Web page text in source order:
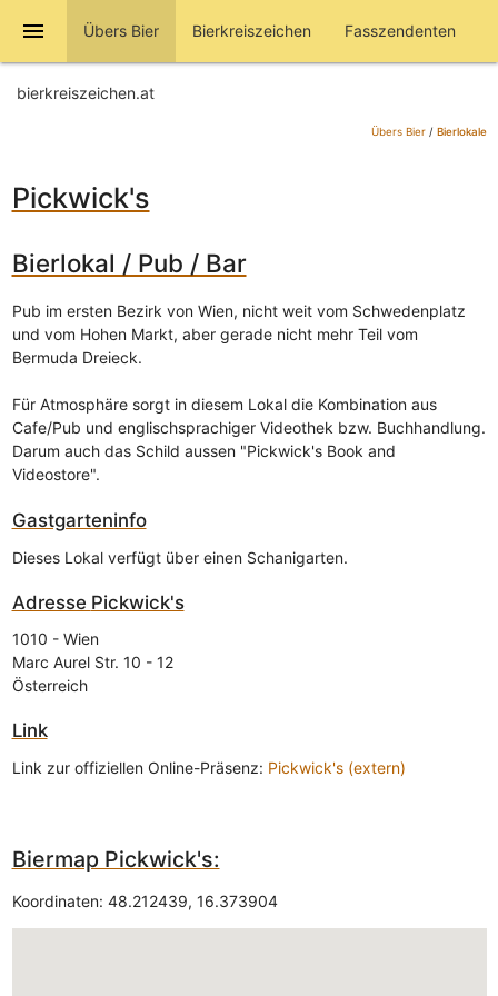
menu Übers Bier Bierkreiszeichen Fasszendenten
bierkreiszeichen.at
Übers Bier/ Bierlokale
Pickwick's
Bierlokal / Pub / Bar
Pub im ersten Bezirk von Wien, nicht weit vom Schwedenplatz
und vom Hohen Markt, aber gerade nicht mehr Teil vom
Bermuda Dreieck.
Für Atmosphäre sorgt in diesem Lokal die Kombination aus
Cafe/Pub und englischsprachiger Videothek bzw. Buchhandlung.
Darum auch das Schild aussen "Pickwick's Book and
Videostore".
Gastgarteninfo
Dieses Lokal verfügt über einen Schanigarten.
Adresse Pickwick's
1010 - Wien
Marc Aurel Str. 10 - 12
Österreich
Link
Link zur offiziellen Online-Präsenz: Pickwick's (extern)
Biermap Pickwick's:
Koordinaten: 48.212439, 16.373904